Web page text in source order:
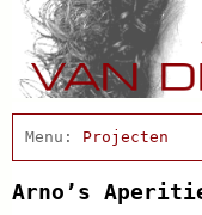
Home
Condoleance
Actueel
Projecten
Arno’s